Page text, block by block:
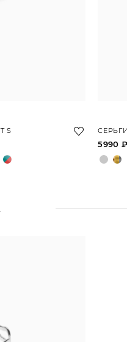
S СЕРЬГИ
5990 ₽